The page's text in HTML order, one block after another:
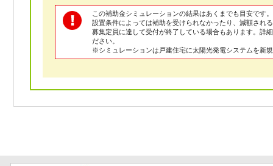
この補助金シミュレーションの結果はあくまでも目安です。
設置条件によっては補助を受けられなかったり、減額され
募集定員に達して受付が終了している場合もあります。詳
ださい。
※シミュレーションは戸建住宅に太陽光発電システムを新